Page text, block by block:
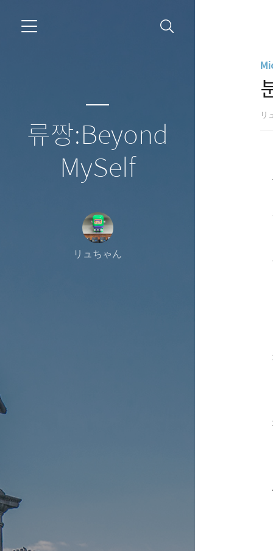
류짱:Beyond
MySelf
リュちゃん
リ